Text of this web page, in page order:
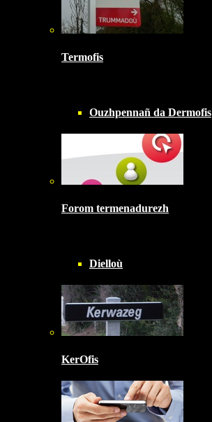
Termofis
Ouzhpennañ da Dermofis
Forom termenadurezh
Dielloù
KerOfis